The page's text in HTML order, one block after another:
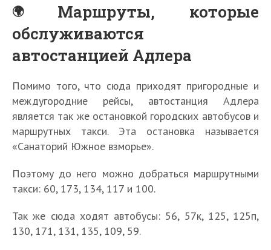
Маршруты, которые
обслуживаются
автостанцией Адлера
Помимо того, что сюда приходят пригородные и
междугородние рейсы, автостанция Адлера
является так же остановкой городских автобусов и
маршрутных такси. Эта остановка называется
«Санаторий Южное взморье».
Поэтому до него можно добраться маршрутными
такси: 60, 173, 134, 117 и 100.
Так же сюда ходят автобусы: 56, 57к, 125, 125п,
130, 171, 131, 135, 109, 59.